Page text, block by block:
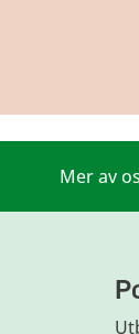
Mer av